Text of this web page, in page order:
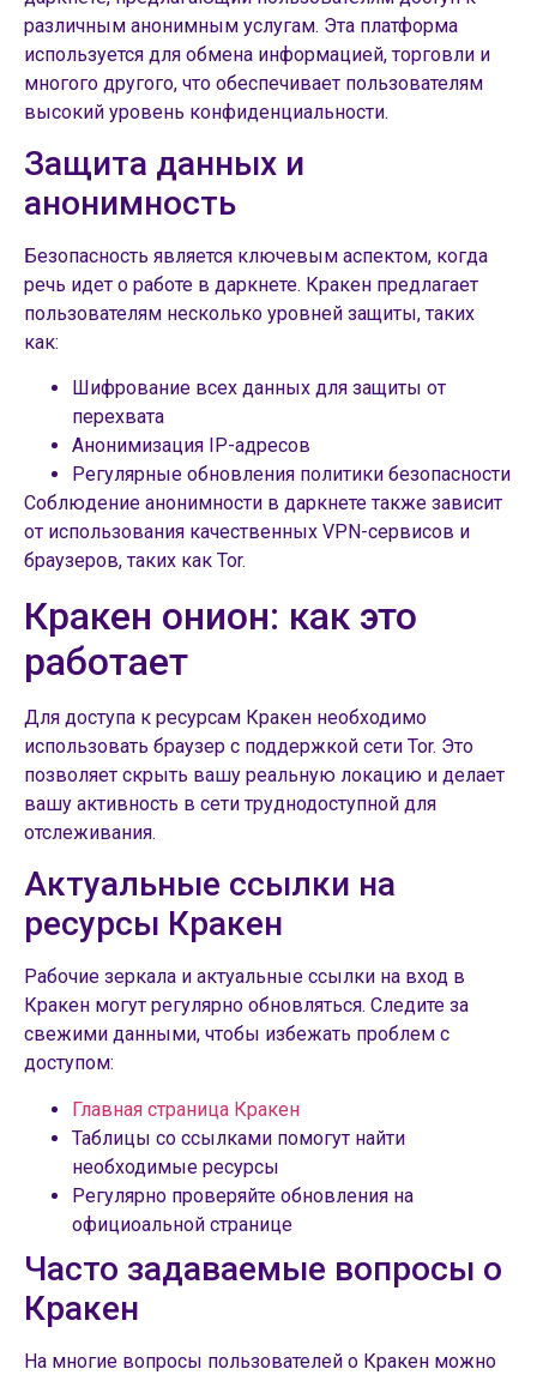
различным анонимным услугам. Эта платформа
используется для обмена информацией, торговли и
многого другого, что обеспечивает пользователям
высокий уровень конфиденциальности.
Защита данных и
анонимность
Безопасность является ключевым аспектом, когда
речь идет о работе в даркнете. Кракен предлагает
пользователям несколько уровней защиты, таких
как:
Шифрование всех данных для защиты от
перехвата
Анонимизация IP-адресов
Регулярные обновления политики безопасности
Соблюдение анонимности в даркнете также зависит
от использования качественных VPN-сервисов и
браузеров, таких как Tor.
Кракен онион: как это
работает
Для доступа к ресурсам Кракен необходимо
использовать браузер с поддержкой сети Tor. Это
позволяет скрыть вашу реальную локацию и делает
вашу активность в сети труднодоступной для
отслеживания.
Актуальные ссылки на
ресурсы Кракен
Рабочие зеркала и актуальные ссылки на вход в
Кракен могут регулярно обновляться. Следите за
свежими данными, чтобы избежать проблем с
доступом:
Главная страница Кракен
Таблицы со ссылками помогут найти
необходимые ресурсы
Регулярно проверяйте обновления на
официоальной странице
Часто задаваемые вопросы о
Кракен
На многие вопросы пользователей о Кракен можно